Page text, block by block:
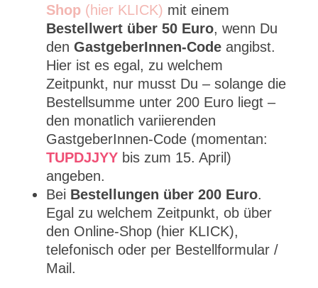
Shop (hier KLICK) mit einem
Bestellwert über 50 Euro, wenn Du
den GastgeberInnen-Codeangibst.
Hier ist es egal, zu welchem
Zeitpunkt, nur musst Du – solange die
Bestellsumme unter 200 Euro liegt –
den monatlich variierenden
GastgeberInnen-Code (momentan:
TUPDJJYYbis zum 15. April)
angeben.
Bei Bestellungen über 200 Euro.
Egal zu welchem Zeitpunkt, ob über
den Online-Shop (hier KLICK),
telefonisch oder per Bestellformular /
Mail.